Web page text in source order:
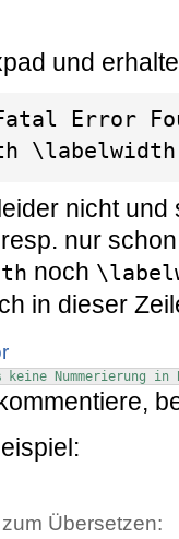
und
Error
nicht
nur
noch
in dieser
keine Nummerierung
Übersetzen: